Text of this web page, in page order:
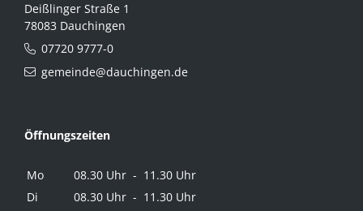
Deißlinger Straße 1
78083 Dauchingen
07720 9777-0
gemeinde@dauchingen.de
Öffnungszeiten
Mo
08.30 Uhr - 11.30 Uhr
Di
08.30 Uhr - 11.30 Uhr